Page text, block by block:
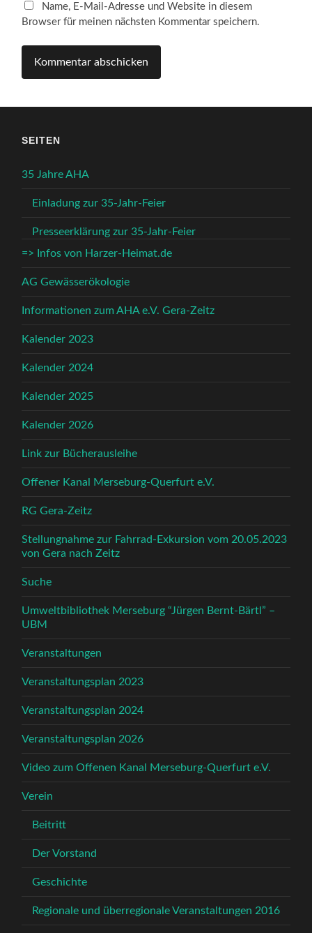
Name, E-Mail-Adresse und Website in diesem
Browser für meinen nächsten Kommentar speichern.
SEITEN
35 Jahre AHA
Einladung zur 35-Jahr-Feier
Presseerklärung zur 35-Jahr-Feier
=> Infos von Harzer-Heimat.de
AG Gewässerökologie
Informationen zum AHA e.V. Gera-Zeitz
Kalender 2023
Kalender 2024
Kalender 2025
Kalender 2026
Link zur Bücherausleihe
Offener Kanal Merseburg-Querfurt e.V.
RG Gera-Zeitz
Stellungnahme zur Fahrrad-Exkursion vom 20.05.2023
von Gera nach Zeitz
Suche
Umweltbibliothek Merseburg “Jürgen Bernt-Bärtl” –
UBM
Veranstaltungen
Veranstaltungsplan 2023
Veranstaltungsplan 2024
Veranstaltungsplan 2026
Video zum Offenen Kanal Merseburg-Querfurt e.V.
Verein
Beitritt
Der Vorstand
Geschichte
Regionale und überregionale Veranstaltungen 2016